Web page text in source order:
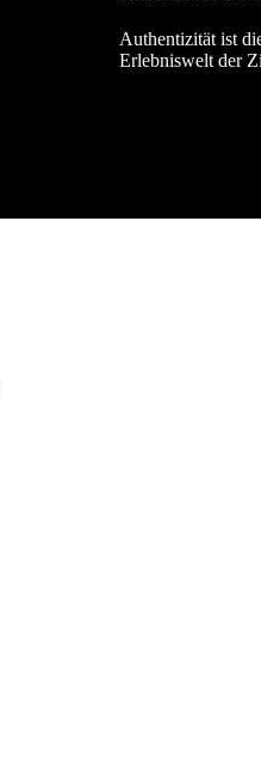
Authentizität ist
Erlebniswelt der